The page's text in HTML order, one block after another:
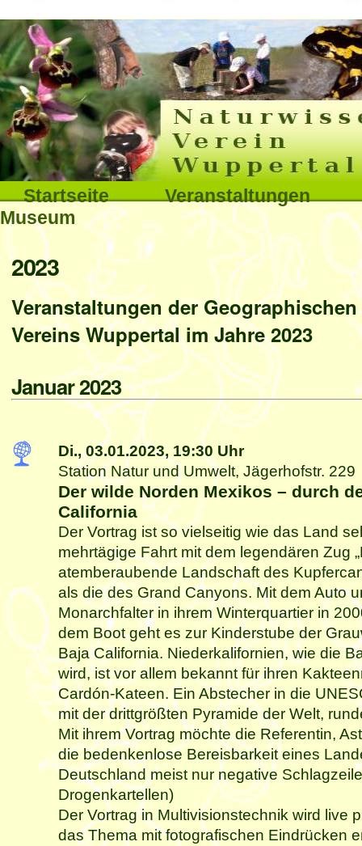
Direkt
zum
Inhalt
|
Direkt
zur
Navigation
Sektionen
Startseite
Veranstaltungen
Museum
Benutzerspezifische
Werkzeuge
Interna
2023
Veranstaltungen der
Vereins Wuppertal im Jahre 2023
Januar 2023
Di., 03.01.2023, 19:30 Uhr
Station Natur und Umwelt, Jägerhofstr. 229
Der wilde Norden Mexikos – durch
California
Der Vortrag ist so vielseitig wie das Land
mehrtägige Fahrt mit dem legendären Zug
atemberaubende Landschaft des
als die des Grand Canyons. Mit dem Auto
Monarchfalter in ihrem Winterquartier in
dem Boot geht es zur Kinderstube der
Baja California. Niederkalifornien, wie die
wird, ist vor allem bekannt für ihren
Cardón-Kateen. Ein Abstecher in die
mit der drittgrößten Pyramide der Welt,
Mit ihrem Vortrag möchte die Referentin,
die bedenkenlose Bereisbarkeit eines
Deutschland meist nur negative
Drogenkartellen)
Der Vortrag in Multivisionstechnik wird live
das Thema mit fotografischen Eindrücken